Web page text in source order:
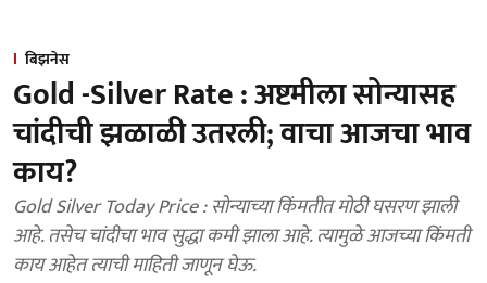
बिझनेस
Gold -Silver Rate : अष्टमीला सोन्यासह
चांदीची झळाळी उतरली; वाचा आजचा भाव
काय?
Gold Silver Today Price : सोन्याच्या किंमतीत मोठी घसरण झाली
आहे. तसेच चांदीचा भाव सुद्धा कमी झाला आहे. त्यामुळे आजच्या किंमती
काय आहेत त्याची माहिती जाणून घेऊ.